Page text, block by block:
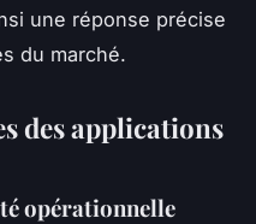
une réponse précise
du marché.
des applications
opérationnelle